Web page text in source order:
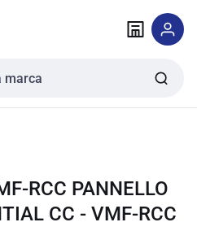
RCC PANNELLO
CC - VMF-RCC